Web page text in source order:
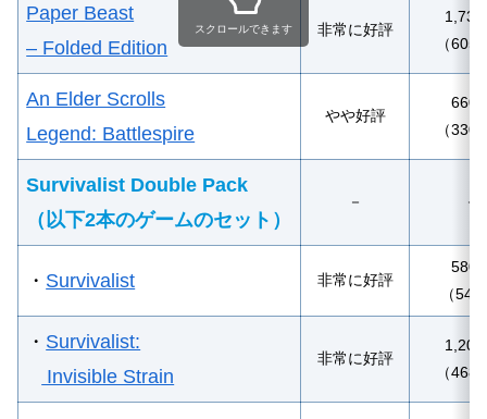
Paper Beast
– Folded Edition
非常に好評
1,730
（605
An Elder Scrolls
Legend: Battlespire
やや好評
660
（330
Survivalist Double Pack
（以下2本のゲームのセット）
－ －
・ Survivalist 非常に好評
580
（54
・ Survivalist:
Invisible Strain
非常に好評
1,200
（468
スクロールできます